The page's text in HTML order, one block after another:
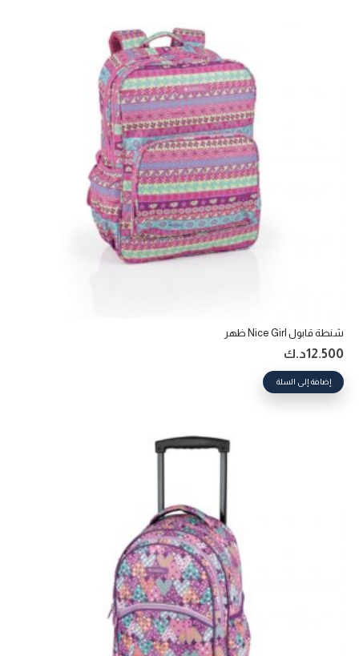
شنطة قابول Nice Girl ظهر
12.500د.ك
إضافة إلى السلة